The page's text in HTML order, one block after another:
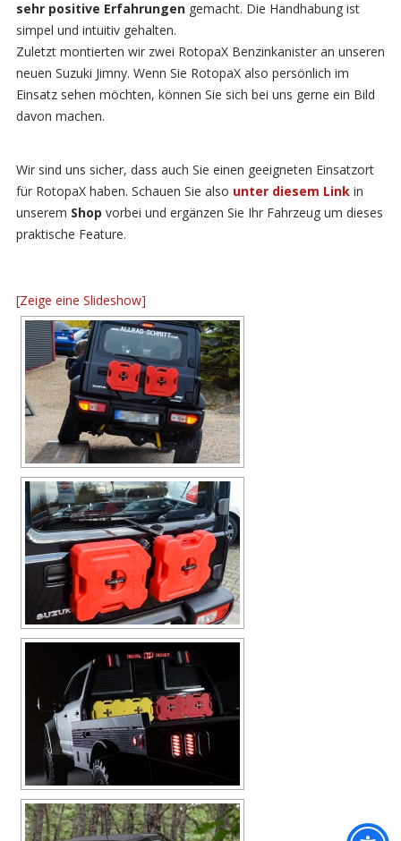
sehr positive Erfahrungengemacht. Die Handhabung ist
simpel und intuitiv gehalten.
Zuletzt montierten wir zwei RotopaX Benzinkanister an unseren
neuen Suzuki Jimny. Wenn Sie RotopaX also persönlich im
Einsatz sehen möchten, können Sie sich bei uns gerne ein Bild
davon machen.
Wir sind uns sicher, dass auch Sie einen geeigneten Einsatzort
für RotopaX haben. Schauen Sie also unter diesem Link in
unserem Shop vorbei und ergänzen Sie Ihr Fahrzeug um dieses
praktische Feature.
[Zeige eine Slideshow]